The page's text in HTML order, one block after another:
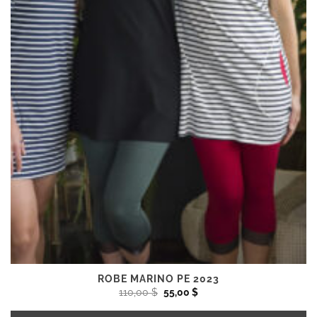
du
produit
ROBE MARINO PE 2023
110,00$ Le
prix
initial
55,00$Le
actuel